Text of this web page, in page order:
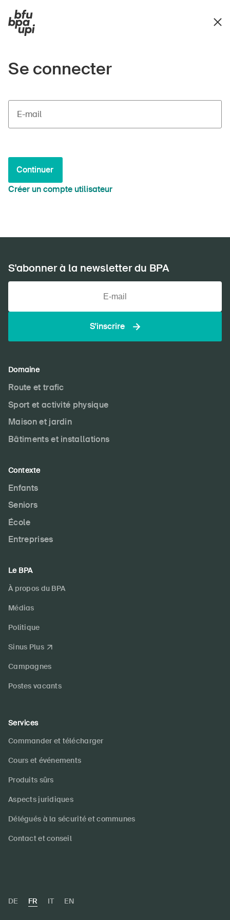
Se connecter
E-mail
Continuer
Créer un compte utilisateur
S'abonner à la newsletter du BPA
S'inscrire
Domaine
Route et trafic
Sport et activité physique
Maison et jardin
Bâtiments et installations
Contexte
Enfants
Seniors
École
Entreprises
Le BPA
À propos du BPA
Médias
Politique
Sinus Plus
Campagnes
Postes vacants
Services
Commander et télécharger
Cours et événements
Produits sûrs
Aspects juridiques
Délégués à la sécurité et communes
Contact et conseil
DE FR IT EN